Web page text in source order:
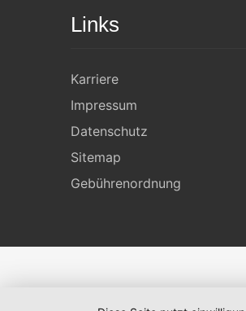
Links
Karriere
Impressum
Datenschutz
Sitemap
Gebührenordnung